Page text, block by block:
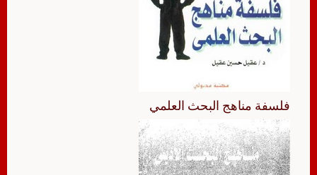
فلسفة مناهج البحث العلمي